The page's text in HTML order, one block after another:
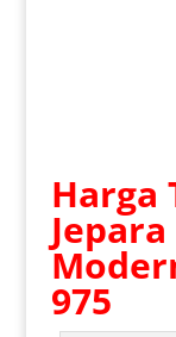
Harga
975